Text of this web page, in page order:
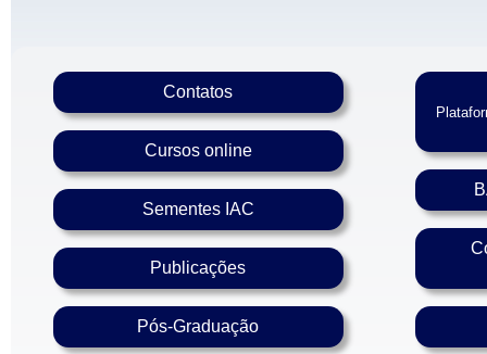
Contatos
Cursos online
Sementes IAC
Publicações
Pós-Graduação